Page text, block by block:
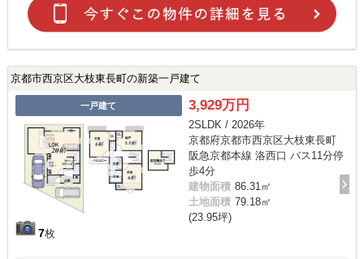
京都市西京区大枝東長町の新築一戸建て
一戸建て
7枚
3,929万円
2SLDK / 2026年
京都府京都市西京区大枝東長町
阪急京都本線 洛西口 バス11分停
歩4分
建物面積 86.31㎡
土地面積 79.18㎡
(23.95坪)